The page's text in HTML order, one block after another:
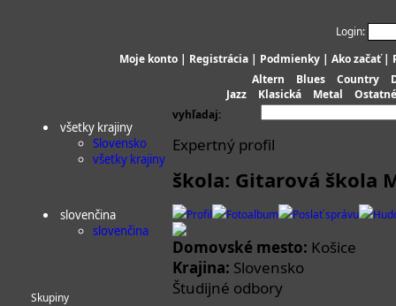
Login:
Moje konto | Registrácia | Podmienky | Ako začať|
Altern
Blues Country
Jazz
Klasická Metal
Ostatné
vyhľadaj:
všetky krajiny
Slovensko
všetky krajiny
slovenčina
slovenčina
Skupiny
Expertný profil
škola: Gitarová škola
Profil Fotoalbum Poslať správu
Domovské mesto: Košice
Krajina: Slovensko
Študijné odbory